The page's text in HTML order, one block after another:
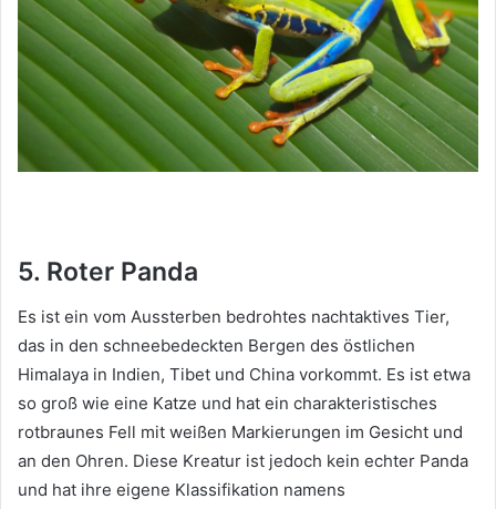
5. Roter Panda
Es ist ein vom Aussterben bedrohtes nachtaktives Tier,
das in den schneebedeckten Bergen des östlichen
Himalaya in Indien, Tibet und China vorkommt. Es ist etwa
so groß wie eine Katze und hat ein charakteristisches
rotbraunes Fell mit weißen Markierungen im Gesicht und
an den Ohren. Diese Kreatur ist jedoch kein echter Panda
und hat ihre eigene Klassifikation namens